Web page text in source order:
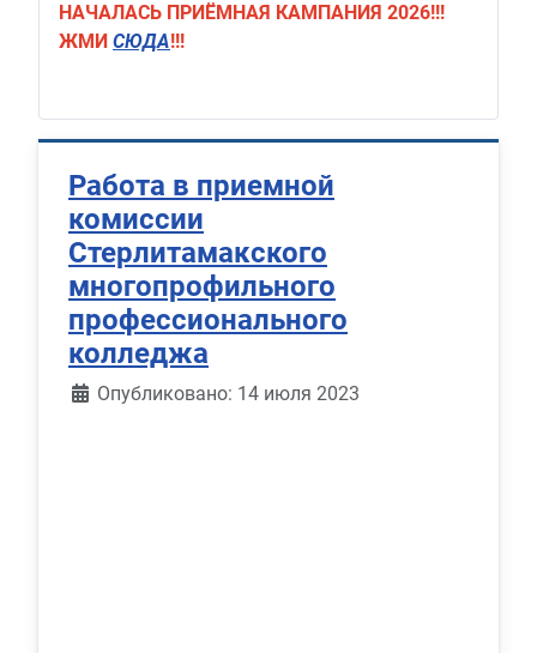
НАЧАЛАСЬ ПРИЁМНАЯ КАМПАНИЯ 2026!!!
ЖМИ СЮДА!!!
Работа в приемной
комиссии
Стерлитамакского
многопрофильного
профессионального
колледжа
Информация о материале
Опубликовано: 14 июля 2023